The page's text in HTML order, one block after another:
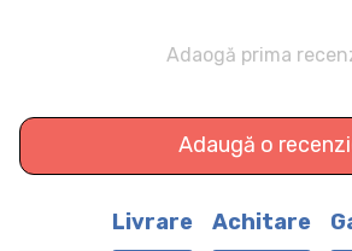
Adaogă prima
Adaugă o
Livrare Achitare